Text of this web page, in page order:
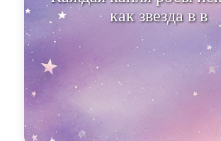
как звезда в вечер